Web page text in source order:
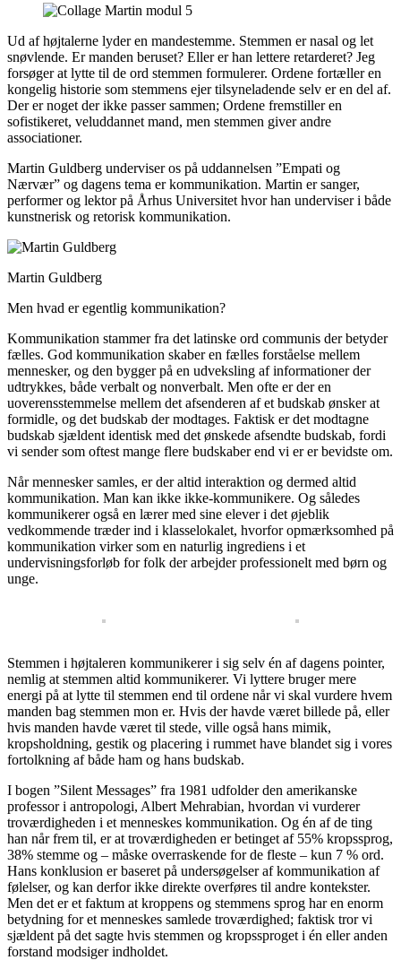
Ud af højtalerne lyder en mandestemme. Stemmen er nasal og let
snøvlende. Er manden beruset? Eller er han lettere retarderet? Jeg
forsøger at lytte til de ord stemmen formulerer. Ordene fortæller en
kongelig historie som stemmens ejer tilsyneladende selv er en del af.
Der er noget der ikke passer sammen; Ordene fremstiller en
sofistikeret, veluddannet mand, men stemmen giver andre
associationer.
Martin Guldberg underviser os på uddannelsen ”Empati og
Nærvær” og dagens tema er kommunikation. Martin er sanger,
performer og lektor på Århus Universitet hvor han underviser i både
kunstnerisk og retorisk kommunikation.
Martin Guldberg
Men hvad er egentlig kommunikation?
Kommunikation stammer fra det latinske ord communis der betyder
fælles. God kommunikation skaber en fælles forståelse mellem
mennesker, og den bygger på en udveksling af informationer der
udtrykkes, både verbalt og nonverbalt. Men ofte er der en
uoverensstemmelse mellem det afsenderen af et budskab ønsker at
formidle, og det budskab der modtages. Faktisk er det modtagne
budskab sjældent identisk med det ønskede afsendte budskab, fordi
vi sender som oftest mange flere budskaber end vi er er bevidste om.
Når mennesker samles, er der altid interaktion og dermed altid
kommunikation. Man kan ikke ikke-kommunikere. Og således
kommunikerer også en lærer med sine elever i det øjeblik
vedkommende træder ind i klasselokalet, hvorfor opmærksomhed på
kommunikation virker som en naturlig ingrediens i et
undervisningsforløb for folk der arbejder professionelt med børn og
unge.
Stemmen i højtaleren kommunikerer i sig selv én af dagens pointer,
nemlig at stemmen altid kommunikerer. Vi lyttere bruger mere
energi på at lytte til stemmen end til ordene når vi skal vurdere hvem
manden bag stemmen mon er. Hvis der havde været billede på, eller
hvis manden havde været til stede, ville også hans mimik,
kropsholdning, gestik og placering i rummet have blandet sig i vores
fortolkning af både ham og hans budskab.
I bogen ”Silent Messages” fra 1981 udfolder den amerikanske
professor i antropologi, Albert Mehrabian, hvordan vi vurderer
troværdigheden i et menneskes kommunikation. Og én af de ting
han når frem til, er at troværdigheden er betinget af 55% kropssprog,
38% stemme og – måske overraskende for de fleste – kun 7 % ord.
Hans konklusion er baseret på undersøgelser af kommunikation af
følelser, og kan derfor ikke direkte overføres til andre kontekster.
Men det er et faktum at kroppens og stemmens sprog har en enorm
betydning for et menneskes samlede troværdighed; faktisk tror vi
sjældent på det sagte hvis stemmen og kropssproget i én eller anden
forstand modsiger indholdet.